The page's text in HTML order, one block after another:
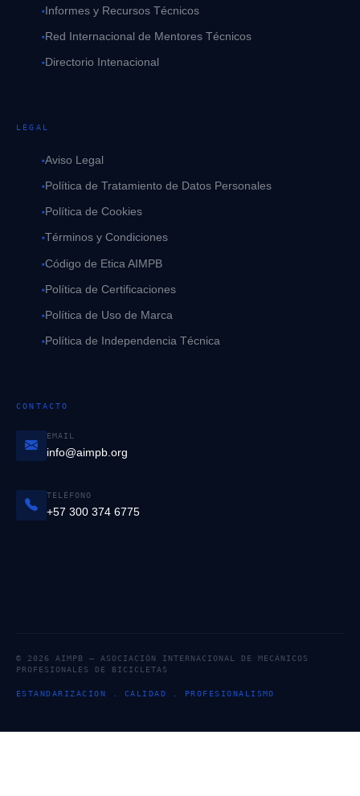
Informes y Recursos Técnicos
Red Internacional de Mentores Técnicos
Directorio Intenacional
LEGAL
Aviso Legal
Política de Tratamiento de Datos Personales
Política de Cookies
Términos y Condiciones
Código de Etica AIMPB
Política de Certificaciones
Política de Uso de Marca
Política de Independencia Técnica
CONTACTO
EMAIL
info@aimpb.org
TELÉFONO
+57 300 374 6775
© 2026 AIMPB — ASOCIACIÓN INTERNACIONAL DE MECÁNICOS
PROFESIONALES DE BICICLETAS
ESTANDARIZACION . CALIDAD . PROFESIONALISMO